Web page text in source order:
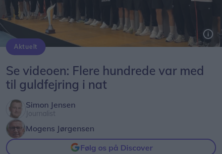
Aktuelt
Se videoen: Flere hundrede var med
til guldfejring i nat
Simon Jensen
Journalist
Mogens Jørgensen
Følg os på Discover